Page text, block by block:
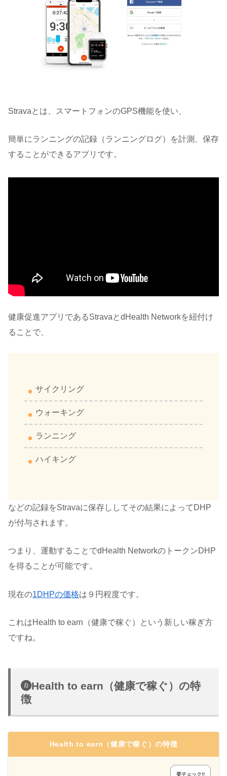
Stravaとは、スマートフォンのGPS機能を使い、
簡単にランニングの記録（ランニングログ）を計測、保存
することができるアプリです。
健康促進アプリであるStravaとdHealth Networkを紐付け
ることで、
サイクリング
ウォーキング
ランニング
ハイキング
などの記録をStravaに保存ししてその結果によってDHP
が付与されます。
つまり、運動することでdHealth NetworkのトークンDHP
を得ることが可能です。
現在の1DHPの価格は９円程度です。
これはHealth to earn（健康で稼ぐ）という新しい稼ぎ方
ですね。
Health to earn（健康で稼ぐ）の特
徴
Health to earn（健康で稼ぐ）の特徴
要チェック!!